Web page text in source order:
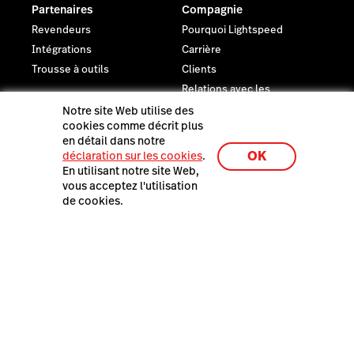
Partenaires
Revendeurs
Intégrations
Trousse à outils
Compagnie
Pourquoi Lightspeed
Carrière
Clients
Relations avec les
Actualités
Juridique
Centre de confiance
Dernières Ressources
Notre site Web utilise des
cookies comme décrit plus
en détail dans notre
déclaration sur les cookies.
En utilisant notre site Web,
vous acceptez l'utilisation
de cookies.
OK